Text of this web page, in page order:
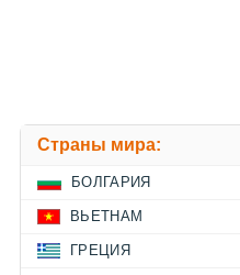
Страны мира:
БОЛГАРИЯ
ВЬЕТНАМ
ГРЕЦИЯ